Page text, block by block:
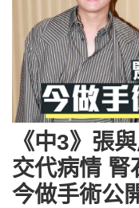
《中3》張
交代病情 腎
今做手術公